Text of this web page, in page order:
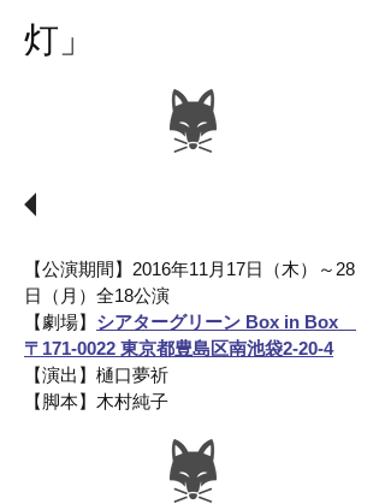
灯」
【公演期間】2016年11月17日（木）～28
日（月）全18公演
【劇場】 シアターグリーン Box in Box
〒171-0022 東京都豊島区南池袋2-20-4
【演出】樋口夢祈
【脚本】木村純子